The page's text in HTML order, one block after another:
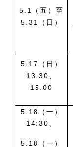
5.1 （五）至
5.31（日）
5.17
（日）
13:30、
15:00
5.18 （一）
14:30、
5.18（一）